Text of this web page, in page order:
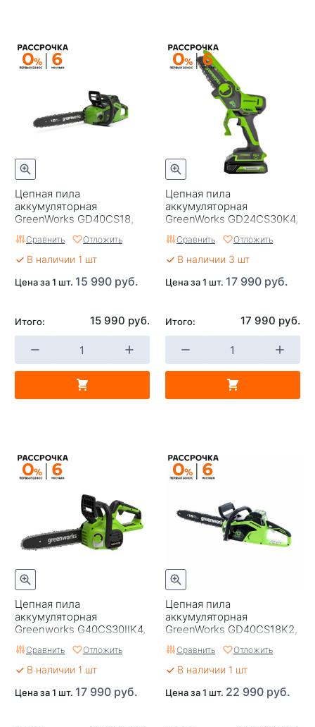
Цепная пила
аккумуляторная
GreenWorks GD40CS18,
40V, 40 см, бесщеточная,
до 1,8 КВТ, без АКБ и ЗУ
Сравнить Отложить
В наличии 1 шт
Цена за 1 шт. 15 990 руб.
Итого: 15 990 руб.
Цепная пила
аккумуляторная
GreenWorks GD24CS30K4,
24V, 30см, бесщеточная,
c АКБ 4 Ач и ЗУ
Сравнить Отложить
В наличии 3 шт
Цена за 1 шт. 17 990 руб.
Итого: 17 990 руб.
Цепная пила
аккумуляторная
Greenworks G40CS30IIK4,
40V, 30 см, с 1* АКБ 4А*ч
и ЗУСравнить Отложить
В наличии 1 шт
Цена за 1 шт. 17 990 руб.
Цепная пила
аккумуляторная
GreenWorks GD40CS18K2,
40V, 40 см, бесщеточная,
до 1,8 КВТ,с АКБ 2Ач и З
Сравнить Отложить
В наличии 1 шт
Цена за 1 шт. 22 990 руб.